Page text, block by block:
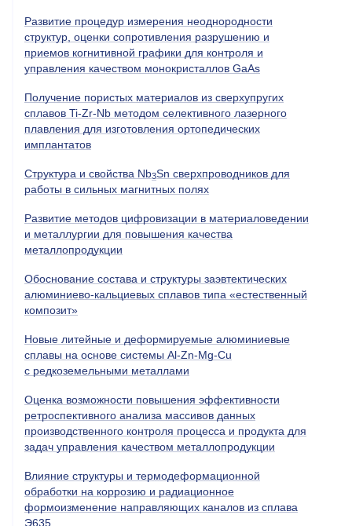
Развитие процедур измерения неоднородности
структур, оценки сопротивления разрушению и
приемов когнитивной графики для контроля и
управления качеством монокристаллов GaAs
Получение пористых материалов из сверхупругих
сплавов Ti-Zr-Nb методом селективного лазерного
плавления для изготовления ортопедических
имплантатов
Структура и свойства Nb3Sn сверхпроводников для
работы в сильных магнитных полях
Развитие методов цифровизации в материаловедении
и металлургии для повышения качества
металлопродукции
Обоснование состава и структуры заэвтектических
алюминиево-кальциевых сплавов типа «естественный
композит»
Новые литейные и деформируемые алюминиевые
сплавы на основе системы Al-Zn-Mg-Cu
с редкоземельными металлами
Оценка возможности повышения эффективности
ретроспективного анализа массивов данных
производственного контроля процесса и продукта для
задач управления качеством металлопродукции
Влияние структуры и термодеформационной
обработки на коррозию и радиационное
формоизменение направляющих каналов из сплава
Э635